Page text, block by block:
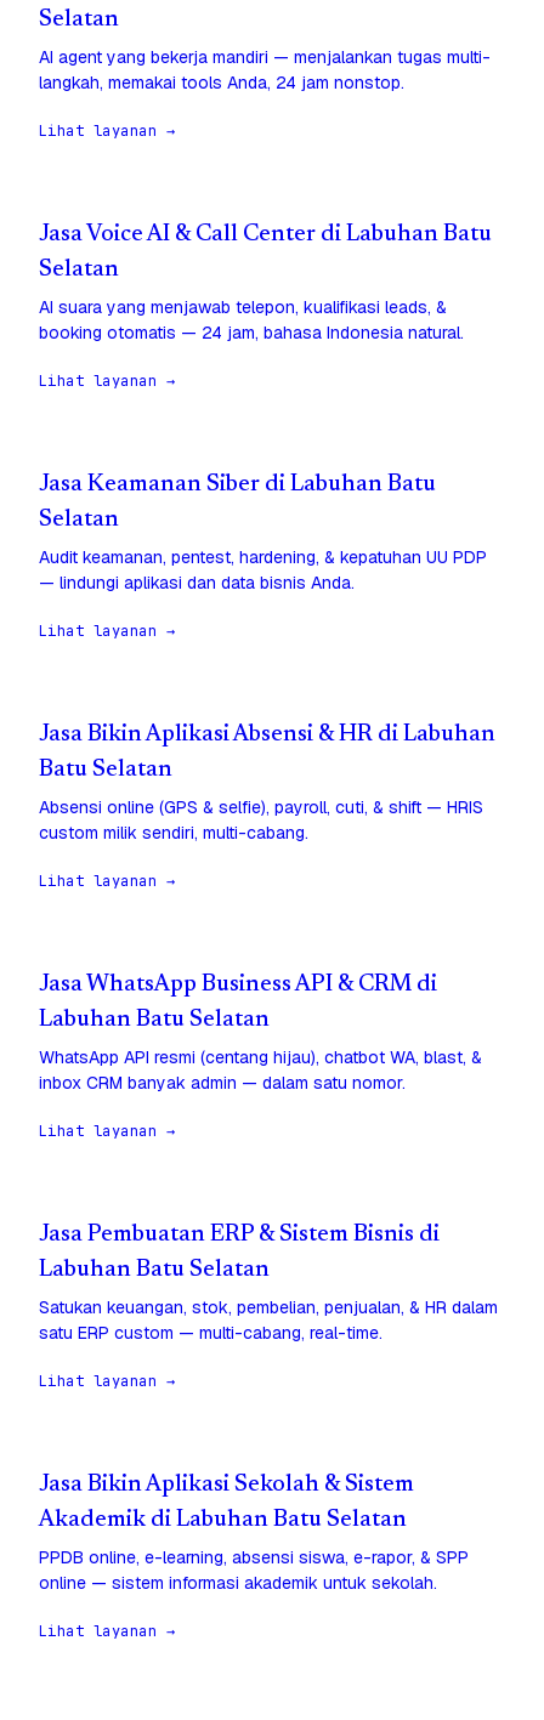
Selatan
AI agent yang bekerja mandiri — menjalankan tugas multi-
langkah, memakai tools Anda, 24 jam nonstop.
Lihat layanan →
Jasa Voice AI & Call Center di Labuhan Batu
Selatan
AI suara yang menjawab telepon, kualifikasi leads, &
booking otomatis — 24 jam, bahasa Indonesia natural.
Lihat layanan →
Jasa Keamanan Siber di Labuhan Batu
Selatan
Audit keamanan, pentest, hardening, & kepatuhan UU PDP
— lindungi aplikasi dan data bisnis Anda.
Lihat layanan →
Jasa Bikin Aplikasi Absensi & HR di Labuhan
Batu Selatan
Absensi online (GPS & selfie), payroll, cuti, & shift — HRIS
custom milik sendiri, multi-cabang.
Lihat layanan →
Jasa WhatsApp Business API & CRM di
Labuhan Batu Selatan
WhatsApp API resmi (centang hijau), chatbot WA, blast, &
inbox CRM banyak admin — dalam satu nomor.
Lihat layanan →
Jasa Pembuatan ERP & Sistem Bisnis di
Labuhan Batu Selatan
Satukan keuangan, stok, pembelian, penjualan, & HR dalam
satu ERP custom — multi-cabang, real-time.
Lihat layanan →
Jasa Bikin Aplikasi Sekolah & Sistem
Akademik di Labuhan Batu Selatan
PPDB online, e-learning, absensi siswa, e-rapor, & SPP
online — sistem informasi akademik untuk sekolah.
Lihat layanan →